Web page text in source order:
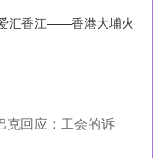
汇香江——香港大埔火
克回应：工会的诉